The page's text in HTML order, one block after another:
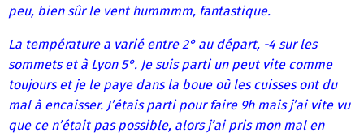
peu, bien sûr le vent hummmm, fantastique.
La température a varié entre 2° au départ, -4 sur les
sommets et à Lyon 5°. Je suis parti un peut vite comme
toujours et je le paye dans la boue où les cuisses ont du
mal à encaisser. J’étais parti pour faire 9h mais j’ai vite vu
que ce n’était pas possible, alors j’ai pris mon mal en